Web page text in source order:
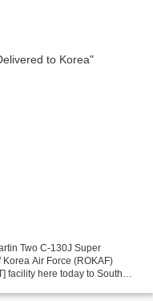
Two C-130J Super
Air Force (ROKAF)
facility here today to South